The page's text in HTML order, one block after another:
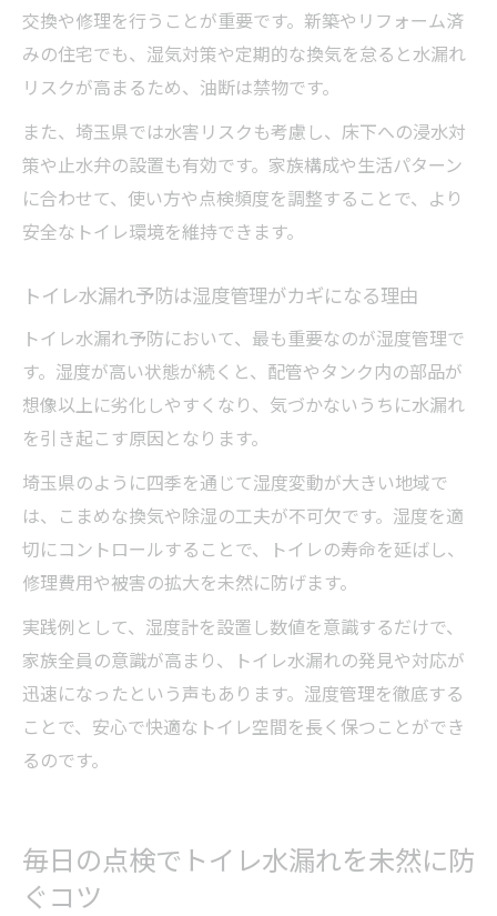
交換や修理を行うことが重要です。新築やリフォーム済
みの住宅でも、湿気対策や定期的な換気を怠ると水漏れ
リスクが高まるため、油断は禁物です。
また、埼玉県では水害リスクも考慮し、床下への浸水対
策や止水弁の設置も有効です。家族構成や生活パターン
に合わせて、使い方や点検頻度を調整することで、より
安全なトイレ環境を維持できます。
トイレ水漏れ予防は湿度管理がカギになる理由
トイレ水漏れ予防において、最も重要なのが湿度管理で
す。湿度が高い状態が続くと、配管やタンク内の部品が
想像以上に劣化しやすくなり、気づかないうちに水漏れ
を引き起こす原因となります。
埼玉県のように四季を通じて湿度変動が大きい地域で
は、こまめな換気や除湿の工夫が不可欠です。湿度を適
切にコントロールすることで、トイレの寿命を延ばし、
修理費用や被害の拡大を未然に防げます。
実践例として、湿度計を設置し数値を意識するだけで、
家族全員の意識が高まり、トイレ水漏れの発見や対応が
迅速になったという声もあります。湿度管理を徹底する
ことで、安心で快適なトイレ空間を長く保つことができ
るのです。
毎日の点検でトイレ水漏れを未然に防
ぐコツ